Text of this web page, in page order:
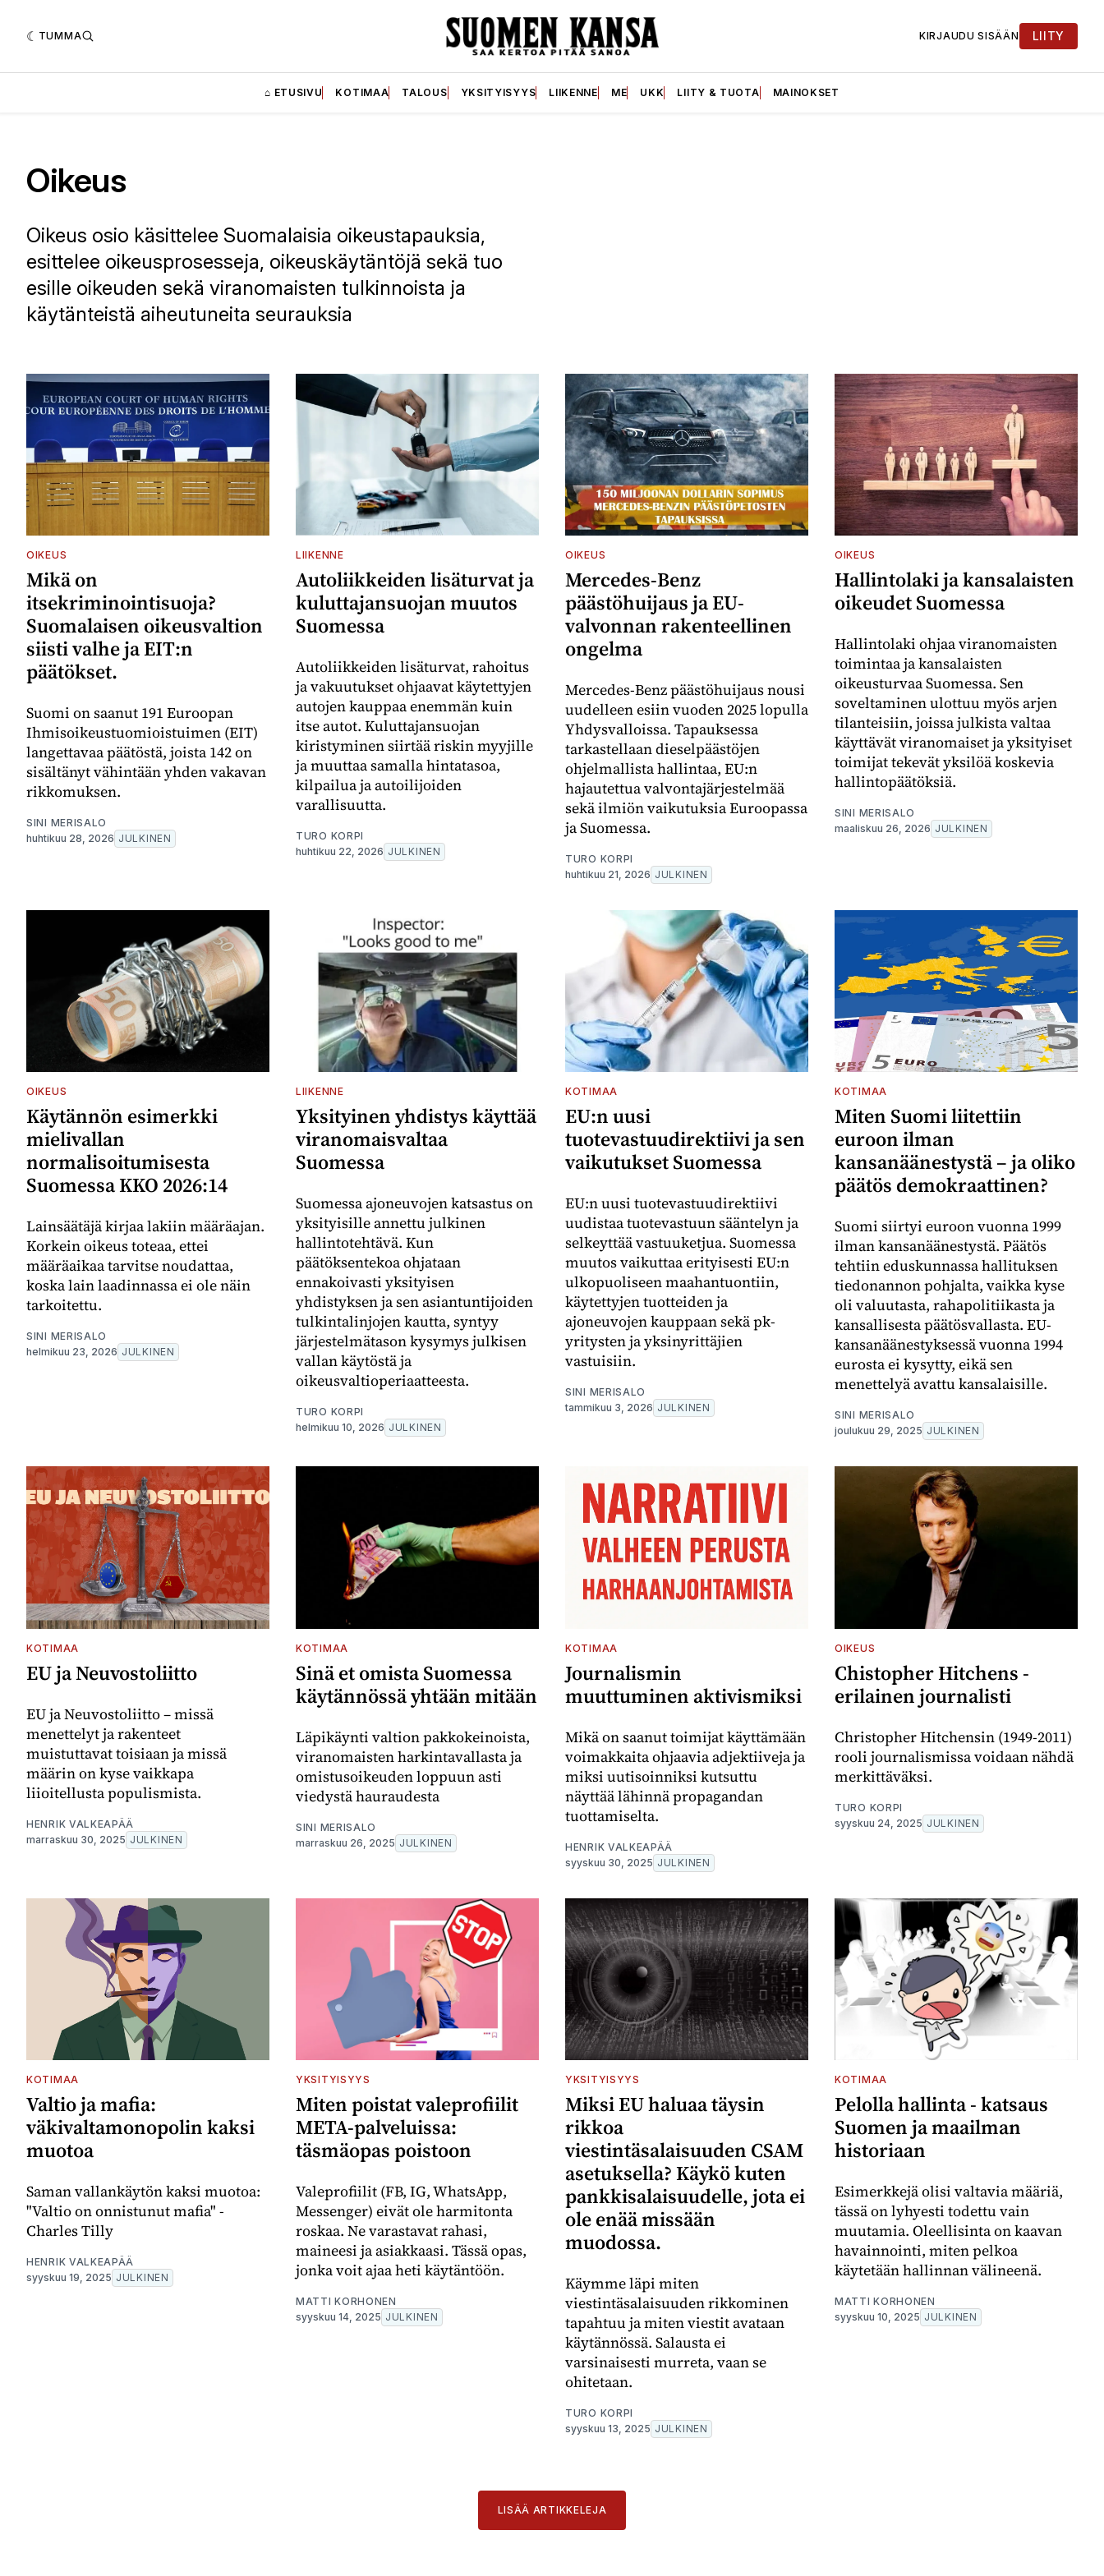
TUMMA KIRJAUDU SISÄÄN LIITY
⌂ ETUSIVU KOTIMAA TALOUS YKSITYISYYS LIIKENNE ME UKK LIITY & TUOTA MAINOKSET
Oikeus
Oikeus osio käsittelee Suomalaisia oikeustapauksia,
esittelee oikeusprosesseja, oikeuskäytäntöjä sekä tuo
esille oikeuden sekä viranomaisten tulkinnoista ja
käytänteistä aiheutuneita seurauksia
OIKEUS
Mikä on
itsekriminointisuoja?
Suomalaisen oikeusvaltion
siisti valhe ja EIT:n
päätökset.
Suomi on saanut 191 Euroopan
Ihmisoikeustuomioistuimen (EIT)
langettavaa päätöstä, joista 142 on
sisältänyt vähintään yhden vakavan
rikkomuksen.
SINI MERISALO
huhtikuu 28, 2026 JULKINEN
LIIKENNE
Autoliikkeiden lisäturvat ja
kuluttajansuojan muutos
Suomessa
Autoliikkeiden lisäturvat, rahoitus
ja vakuutukset ohjaavat käytettyjen
autojen kauppaa enemmän kuin
itse autot. Kuluttajansuojan
kiristyminen siirtää riskin myyjille
ja muuttaa samalla hintatasoa,
kilpailua ja autoilijoiden
varallisuutta.
TURO KORPI
huhtikuu 22, 2026 JULKINEN
OIKEUS
Mercedes-Benz
päästöhuijaus ja EU-
valvonnan rakenteellinen
ongelma
Mercedes-Benz päästöhuijaus nousi
uudelleen esiin vuoden 2025 lopulla
Yhdysvalloissa. Tapauksessa
tarkastellaan dieselpäästöjen
ohjelmallista hallintaa, EU:n
hajautettua valvontajärjestelmää
sekä ilmiön vaikutuksia Euroopassa
ja Suomessa.
TURO KORPI
huhtikuu 21, 2026 JULKINEN
OIKEUS
Hallintolaki ja kansalaisten
oikeudet Suomessa
Hallintolaki ohjaa viranomaisten
toimintaa ja kansalaisten
oikeusturvaa Suomessa. Sen
soveltaminen ulottuu myös arjen
tilanteisiin, joissa julkista valtaa
käyttävät viranomaiset ja yksityiset
toimijat tekevät yksilöä koskevia
hallintopäätöksiä.
SINI MERISALO
maaliskuu 26, 2026 JULKINEN
OIKEUS
Käytännön esimerkki
mielivallan
normalisoitumisesta
Suomessa KKO 2026:14
Lainsäätäjä kirjaa lakiin määräajan.
Korkein oikeus toteaa, ettei
määräaikaa tarvitse noudattaa,
koska lain laadinnassa ei ole näin
tarkoitettu.
SINI MERISALO
helmikuu 23, 2026 JULKINEN
LIIKENNE
Yksityinen yhdistys käyttää
viranomaisvaltaa
Suomessa
Suomessa ajoneuvojen katsastus on
yksityisille annettu julkinen
hallintotehtävä. Kun
päätöksentekoa ohjataan
ennakoivasti yksityisen
yhdistyksen ja sen asiantuntijoiden
tulkintalinjojen kautta, syntyy
järjestelmätason kysymys julkisen
vallan käytöstä ja
oikeusvaltioperiaatteesta.
TURO KORPI
helmikuu 10, 2026 JULKINEN
KOTIMAA
EU:n uusi
tuotevastuudirektiivi ja sen
vaikutukset Suomessa
EU:n uusi tuotevastuudirektiivi
uudistaa tuotevastuun sääntelyn ja
selkeyttää vastuuketjua. Suomessa
muutos vaikuttaa erityisesti EU:n
ulkopuoliseen maahantuontiin,
käytettyjen tuotteiden ja
ajoneuvojen kauppaan sekä pk-
yritysten ja yksinyrittäjien
vastuisiin.
SINI MERISALO
tammikuu 3, 2026 JULKINEN
KOTIMAA
Miten Suomi liitettiin
euroon ilman
kansanäänestystä – ja oliko
päätös demokraattinen?
Suomi siirtyi euroon vuonna 1999
ilman kansanäänestystä. Päätös
tehtiin eduskunnassa hallituksen
tiedonannon pohjalta, vaikka kyse
oli valuutasta, rahapolitiikasta ja
kansallisesta päätösvallasta. EU-
kansanäänestyksessä vuonna 1994
eurosta ei kysytty, eikä sen
menettelyä avattu kansalaisille.
SINI MERISALO
joulukuu 29, 2025 JULKINEN
KOTIMAA
EU ja Neuvostoliitto
EU ja Neuvostoliitto – missä
menettelyt ja rakenteet
muistuttavat toisiaan ja missä
määrin on kyse vaikkapa
liioitellusta populismista.
HENRIK VALKEAPÄÄ
marraskuu 30, 2025 JULKINEN
KOTIMAA
Sinä et omista Suomessa
käytännössä yhtään mitään
Läpikäynti valtion pakkokeinoista,
viranomaisten harkintavallasta ja
omistusoikeuden loppuun asti
viedystä hauraudesta
SINI MERISALO
marraskuu 26, 2025 JULKINEN
KOTIMAA
Journalismin
muuttuminen aktivismiksi
Mikä on saanut toimijat käyttämään
voimakkaita ohjaavia adjektiiveja ja
miksi uutisoinniksi kutsuttu
näyttää lähinnä propagandan
tuottamiselta.
HENRIK VALKEAPÄÄ
syyskuu 30, 2025 JULKINEN
OIKEUS
Chistopher Hitchens -
erilainen journalisti
Christopher Hitchensin (1949-2011)
rooli journalismissa voidaan nähdä
merkittäväksi.
TURO KORPI
syyskuu 24, 2025 JULKINEN
KOTIMAA
Valtio ja mafia:
väkivaltamonopolin kaksi
muotoa
Saman vallankäytön kaksi muotoa:
"Valtio on onnistunut mafia" -
Charles Tilly
HENRIK VALKEAPÄÄ
syyskuu 19, 2025 JULKINEN
YKSITYISYYS
Miten poistat valeprofiilit
META-palveluissa:
täsmäopas poistoon
Valeprofiilit (FB, IG, WhatsApp,
Messenger) eivät ole harmitonta
roskaa. Ne varastavat rahasi,
maineesi ja asiakkaasi. Tässä opas,
jonka voit ajaa heti käytäntöön.
MATTI KORHONEN
syyskuu 14, 2025 JULKINEN
YKSITYISYYS
Miksi EU haluaa täysin
rikkoa
viestintäsalaisuuden CSAM
asetuksella? Käykö kuten
pankkisalaisuudelle, jota ei
ole enää missään
muodossa.
Käymme läpi miten
viestintäsalaisuuden rikkominen
tapahtuu ja miten viestit avataan
käytännössä. Salausta ei
varsinaisesti murreta, vaan se
ohitetaan.
TURO KORPI
syyskuu 13, 2025 JULKINEN
KOTIMAA
Pelolla hallinta - katsaus
Suomen ja maailman
historiaan
Esimerkkejä olisi valtavia määriä,
tässä on lyhyesti todettu vain
muutamia. Oleellisinta on kaavan
havainnointi, miten pelkoa
käytetään hallinnan välineenä.
MATTI KORHONEN
syyskuu 10, 2025 JULKINEN
LISÄÄ ARTIKKELEJA